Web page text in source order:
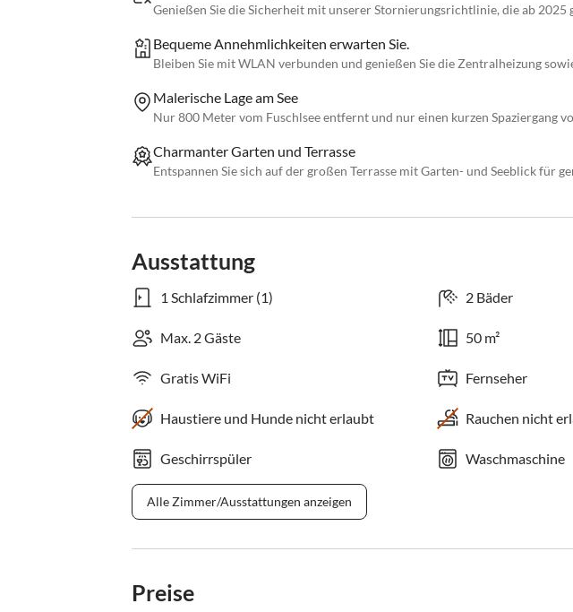
Genießen Sie die Sicherheit mit unserer Stornierungsrichtlinie, die ab 2025
Bequeme Annehmlichkeiten erwarten Sie.
Bleiben Sie mit WLAN verbunden und genießen Sie die Zentralheizung
Malerische Lage am See
Nur 800 Meter vom Fuschlsee entfernt und nur einen kurzen Spaziergang
Charmanter Garten und Terrasse
Entspannen Sie sich auf der großen Terrasse mit Garten- und Seeblick für
Ausstattung
1 Schlafzimmer (1) 2 Bäder
Max. 2 Gäste 50 m²
Gratis WiFi Fernseher
Haustiere und Hunde nicht erlaubt Rauchen nicht
Geschirrspüler Waschmaschine
Alle Zimmer/Ausstattungen anzeigen
Preise